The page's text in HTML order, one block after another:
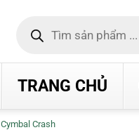
kiếm
TRANG CHỦ
Cymbal Crash